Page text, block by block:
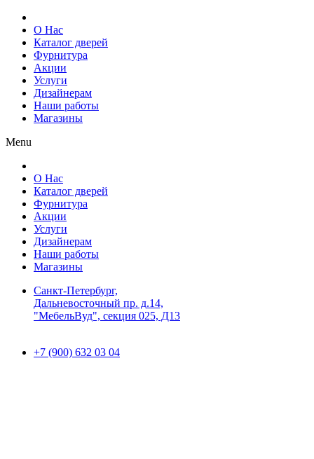
О Нас
Каталог дверей
Фурнитура
Акции
Услуги
Дизайнерам
Наши работы
Магазины
Menu
О Нас
Каталог дверей
Фурнитура
Акции
Услуги
Дизайнерам
Наши работы
Магазины
Санкт-Петербург,
Дальневосточный пр. д.14,
"МебельВуд", секция 025, Д13
+7 (900) 632 03 04